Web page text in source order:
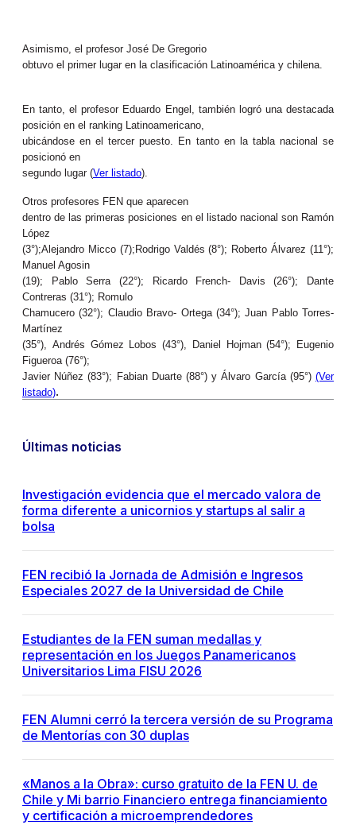
Asimismo, el profesor José De Gregorio
obtuvo el primer lugar en la clasificación Latinoamérica y chilena.
En tanto, el profesor Eduardo Engel, también logró una destacada
posición en el ranking Latinoamericano,
ubicándose en el tercer puesto. En tanto en la tabla nacional se
posicionó en
segundo lugar (Ver listado).
Otros profesores FEN que aparecen
dentro de las primeras posiciones en el listado nacional son Ramón
López
(3°);Alejandro Micco (7);Rodrigo Valdés (8°); Roberto Álvarez (11°);
Manuel Agosin
(19); Pablo Serra (22°); Ricardo French- Davis (26°); Dante
Contreras (31°); Romulo
Chamucero (32°); Claudio Bravo- Ortega (34°); Juan Pablo Torres-
Martínez
(35°), Andrés Gómez Lobos (43°), Daniel Hojman (54°); Eugenio
Figueroa (76°);
Javier Núñez (83°); Fabian Duarte (88°) y Álvaro García (95°) (Ver
listado).
Últimas noticias
Investigación evidencia que el mercado valora de
forma diferente a unicornios y startups al salir a
bolsa
FEN recibió la Jornada de Admisión e Ingresos
Especiales 2027 de la Universidad de Chile
Estudiantes de la FEN suman medallas y
representación en los Juegos Panamericanos
Universitarios Lima FISU 2026
FEN Alumni cerró la tercera versión de su Programa
de Mentorías con 30 duplas
«Manos a la Obra»: curso gratuito de la FEN U. de
Chile y Mi barrio Financiero entrega financiamiento
y certificación a microemprendedores